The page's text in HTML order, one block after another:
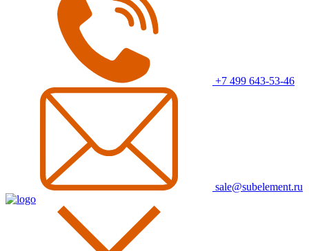
+7 499 643-53-46
sale@subelement.ru